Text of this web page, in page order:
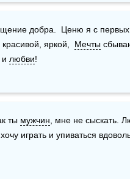
добра.  Ценю я с первых
яркой, Мечты
и любви!
ты мужчин , мне не сыскать.
играть и упиваться